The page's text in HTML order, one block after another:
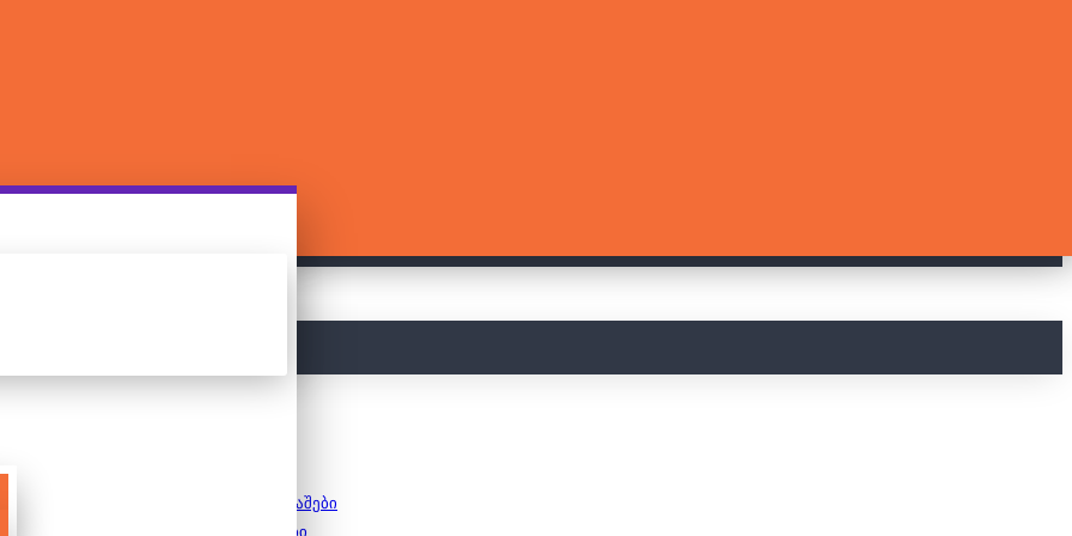
სამაგიდო თამაშები
8+ თამაშები